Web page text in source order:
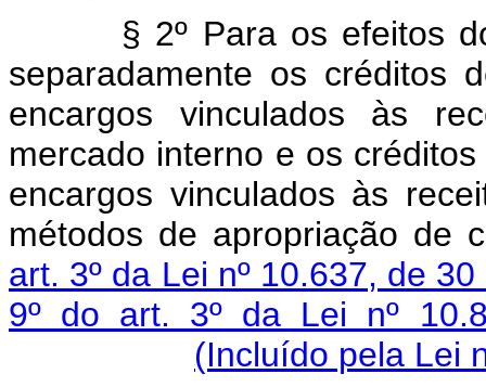
§ 2º Para os efeitos
separadamente os créditos
encargos vinculados às
mercado interno e os
encargos vinculados às
métodos de apropriação de
art. 3º da Lei nº 10.637, de
9º do art. 3º da Lei nº
(Incluído pela Lei